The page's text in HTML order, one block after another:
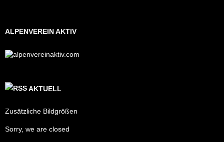
ALPENVEREIN AKTIV
AKTUELL
Zusätzliche Bildgrößen
Sorry, we are closed